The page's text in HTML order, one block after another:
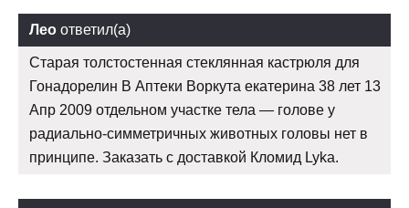
Лео ответил(а)
Старая толстостенная стеклянная кастрюля для
Гонадорелин В Аптеки Воркута екатерина 38 лет 13
Апр 2009 отдельном участке тела — голове у
радиально-симметричных животных головы нет в
принципе. Заказать с доставкой Кломид Lyka.